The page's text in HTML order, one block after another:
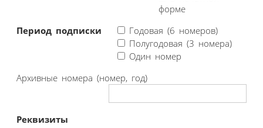
форме
Период подписки
Годовая (6 номеров)
Полугодовая (3 номера)
Один номер
Архивные номера (номер, год)
Реквизиты